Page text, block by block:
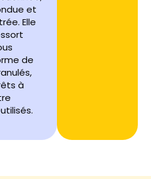
et
Elle
de
à